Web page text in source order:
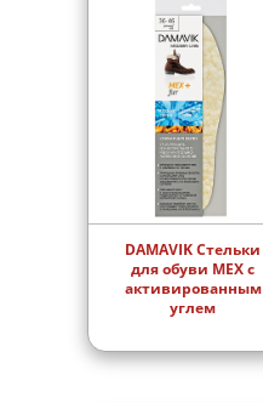
DAMAVIK Стельки
для обуви МЕХ с
активированным
углем